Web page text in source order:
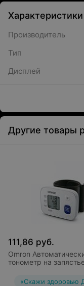
Характеристики
Производитель
Тип
Дисплей
Другие товары
111,86 руб.
Omron
тонометр на
«Скажи здоровью